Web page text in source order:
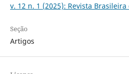
v. 12 n. 1 (2025): Revista
Seção
Artigos